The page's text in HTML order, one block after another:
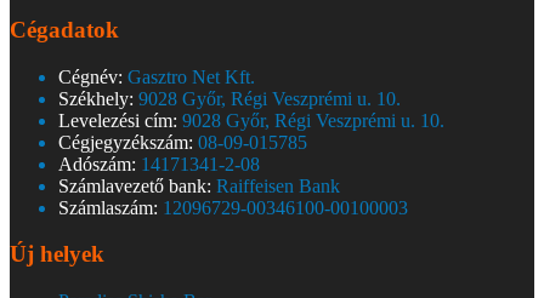
Cégadatok
Cégnév: Gasztro Net Kft.
Székhely: 9028 Győr, Régi Veszprémi u. 10.
Levelezési cím: 9028 Győr, Régi Veszprémi u. 10.
Cégjegyzékszám: 08-09-015785
Adószám: 14171341-2-08
Számlavezető bank: Raiffeisen Bank
Számlaszám: 12096729-00346100-00100003
Új helyek